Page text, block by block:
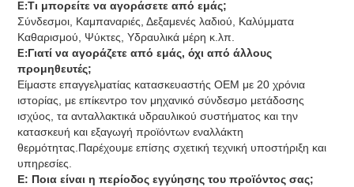
Ε:Τι μπορείτε να αγοράσετε από εμάς;
Σύνδεσμοι, Καμπαναριές, Δεξαμενές λαδιού, Καλύμματα
Καθαρισμού, Ψύκτες, Υδραυλικά μέρη κ.λπ.
Ε:Γιατί να αγοράζετε από εμάς, όχι από άλλους
προμηθευτές;
Είμαστε επαγγελματίας κατασκευαστής OEM με 20 χρόνια
ιστορίας, με επίκεντρο τον μηχανικό σύνδεσμο μετάδοσης
ισχύος, τα ανταλλακτικά υδραυλικού συστήματος και την
κατασκευή και εξαγωγή προϊόντων εναλλάκτη
θερμότητας.Παρέχουμε επίσης σχετική τεχνική υποστήριξη και
υπηρεσίες.
Ε: Ποια είναι η περίοδος εγγύησης του προϊόντος σας;